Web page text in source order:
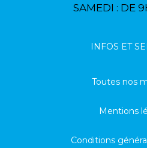
SAMEDI : DE
INFOS ET
Toutes nos
Mentions
Conditions